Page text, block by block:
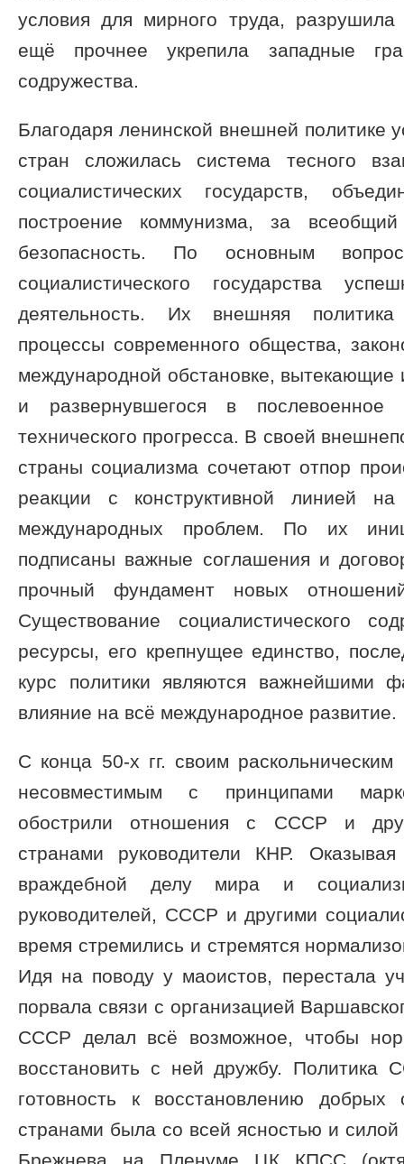
условия для мирного труда,
ещё прочнее укрепила западные
содружества.
Благодаря ленинской внешней политике
стран сложилась система тесного
социалистических государств,
построение коммунизма, за
безопасность. По основным
социалистического государства
деятельность. Их внешняя
процессы современного общества,
международной обстановке,
и развернувшегося в послевоенное
технического прогресса. В своей
страны социализма сочетают отпор
реакции с конструктивной линией на
международных проблем. По их
подписаны важные соглашения и
прочный фундамент новых
Существование социалистического
ресурсы, его крепнущее единство,
курс политики являются важнейшими
влияние на всё международное развитие.
С конца 50-х гг. своим
несовместимым с принципами
обострили отношения с СССР и
странами руководители КНР.
враждебной делу мира и
руководителей, СССР и другими
время стремились и стремятся
Идя на поводу у маоистов, перестала
порвала связи с организацией
СССР делал всё возможное, чтобы
восстановить с ней дружбу. Политика
готовность к восстановлению
странами была со всей ясностью и